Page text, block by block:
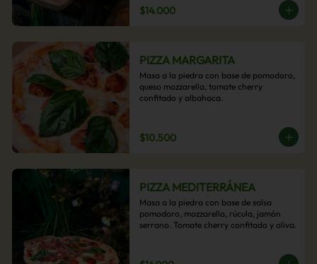
$14.000
PIZZA MARGARITA
Masa a la piedra con base de pomodoro,
queso mozzarella, tomate cherry
confitado y albahaca.
$10.500
PIZZA MEDITERRÁNEA
Masa a la piedra con base de salsa
pomodoro, mozzarella, rúcula, jamón
serrano. Tomate cherry confitado y oliva.